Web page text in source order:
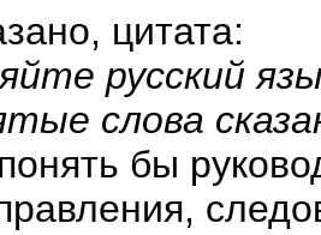
цитата:
русский
слова
бы